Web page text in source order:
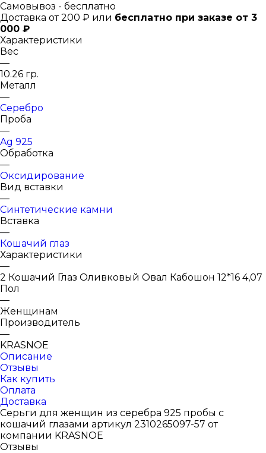
Самовывоз - бесплатно
Доставка от 200 ₽ или бесплатно при заказе от 3
000 ₽
Характеристики
Вес
—
10.26 гр.
Металл
—
Серебро
Проба
—
Ag 925
Обработка
—
Оксидирование
Вид вставки
—
Синтетические камни
Вставка
—
Кошачий глаз
Характеристики
—
2 Кошачий Глаз Оливковый Овал Кабошон 12*16 4,07
Пол
—
Женщинам
Производитель
—
KRASNOE
Описание
Отзывы
Как купить
Оплата
Доставка
Серьги для женщин из серебра 925 пробы с
кошачий глазами артикул 2310265097-57 от
компании KRASNOE
Отзывы